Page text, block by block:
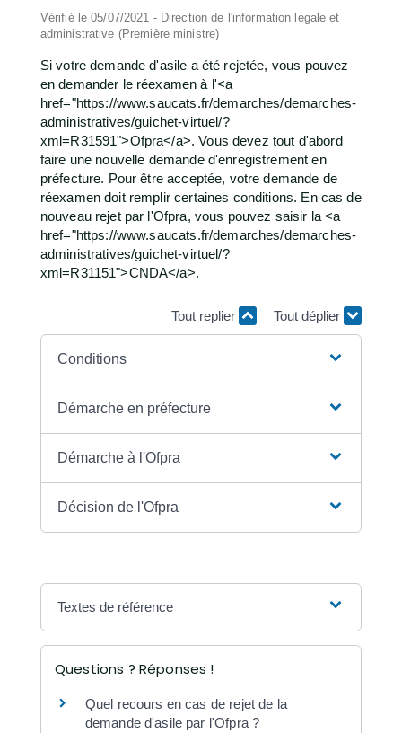
Vérifié le 05/07/2021 - Direction de l'information légale et
administrative (Première ministre)
Si votre demande d'asile a été rejetée, vous pouvez
en demander le réexamen à l'<a
href="https://www.saucats.fr/demarches/demarches-
administratives/guichet-virtuel/?
xml=R31591">Ofpra</a>. Vous devez tout d'abord
faire une nouvelle demande d'enregistrement en
préfecture. Pour être acceptée, votre demande de
réexamen doit remplir certaines conditions. En cas de
nouveau rejet par l'Ofpra, vous pouvez saisir la <a
href="https://www.saucats.fr/demarches/demarches-
administratives/guichet-virtuel/?
xml=R31151">CNDA</a>.
Tout replier Tout déplier
Conditions
Démarche en préfecture
Démarche à l'Ofpra
Décision de l'Ofpra
Textes de référence
Questions ? Réponses !
Quel recours en cas de rejet de la
demande d'asile par l'Ofpra ?